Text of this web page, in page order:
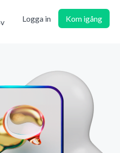
Logga in Kom igång